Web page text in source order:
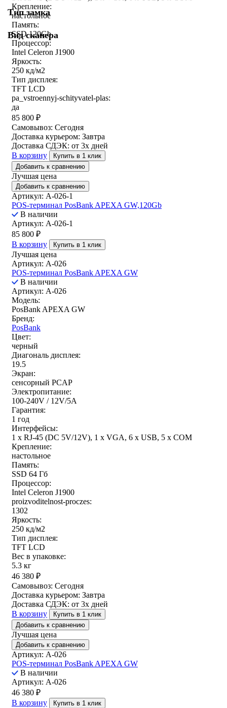
Тип замка
Вид сканера
Крепление:
настольное
Память:
SSD 120Gb
Процессор:
Intel Celeron J1900
Яркость:
250 кд/м2
Тип дисплея:
TFT LCD
pa_vstroennyj-schityvatel-plas:
да
85 800 ₽
Самовывоз: Сегодня
Доставка курьером: Завтра
Доставка СДЭК: от 3х дней
В корзину
Купить в 1 клик
Добавить к сравнению
Лучшая цена
Добавить к сравнению
Артикул: A-026-1
POS-терминал PosBank APEXA GW,120Gb
В наличии
Артикул: A-026-1
85 800 ₽
В корзину
Купить в 1 клик
Лучшая цена
Артикул: A-026
POS-терминал PosBank APEXA GW
В наличии
Артикул: A-026
Модель:
PosBank APEXA GW
Бренд:
PosBank
Цвет:
черный
Диагональ дисплея:
19.5
Экран:
сенсорный PCAP
Электропитание:
100-240V / 12V/5A
Гарантия:
1 год
Интерфейсы:
1 x RJ-45 (DC 5V/12V), 1 x VGA, 6 x USB, 5 х COM
Крепление:
настольное
Память:
SSD 64 Гб
Процессор:
Intel Celeron J1900
proizvoditelnost-proczes:
1302
Яркость:
250 кд/м2
Тип дисплея:
TFT LCD
Вес в упаковке:
5.3 кг
46 380 ₽
Самовывоз: Сегодня
Доставка курьером: Завтра
Доставка СДЭК: от 3х дней
В корзину
Купить в 1 клик
Добавить к сравнению
Лучшая цена
Добавить к сравнению
Артикул: A-026
POS-терминал PosBank APEXA GW
В наличии
Артикул: A-026
46 380 ₽
В корзину
Купить в 1 клик